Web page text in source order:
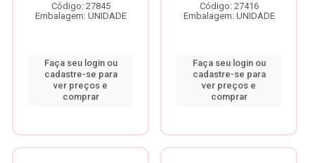
Código: 27845
Embalagem: UNIDADE
Faça seu login ou
cadastre-se para
ver preços e
comprar
Código: 27416
Embalagem: UNIDADE
Faça seu login ou
cadastre-se para
ver preços e
comprar